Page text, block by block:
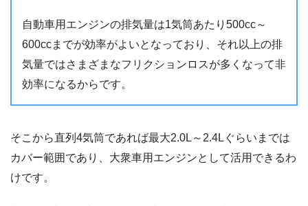
自動車用エンジンの排気量は1気筒あたり500cc～
600ccまでが効率がよいとなっており、それ以上の排
気量ではさまざまなフリクションロスが多くなって非
効率になるからです。
そこから直列4気筒であれば最大2.0L～2.4Lぐらいまでは
カバー範囲であり、大衆車用エンジンとして活用できるわ
けです。